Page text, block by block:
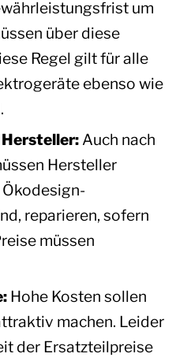
um
über diese
Regel gilt für alle
ebenso wie
Auch nach
Hersteller
reparieren, sofern
müssen
Hohe Kosten sollen
machen. Leider
der Ersatzteilpreise